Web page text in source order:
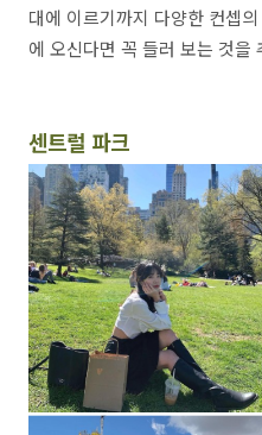
대에 이르기까지 다양한 컨셉
에 오신다면 꼭 들러 보는 것을
센트럴 파크